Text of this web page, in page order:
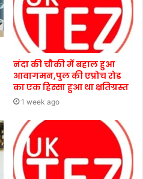
नंदा की चौकी में बहाल हुआ
आवागमन,पुल की एप्रोच रोड
का एक हिस्सा हुआ था क्षतिग्रस्त
1 week ago